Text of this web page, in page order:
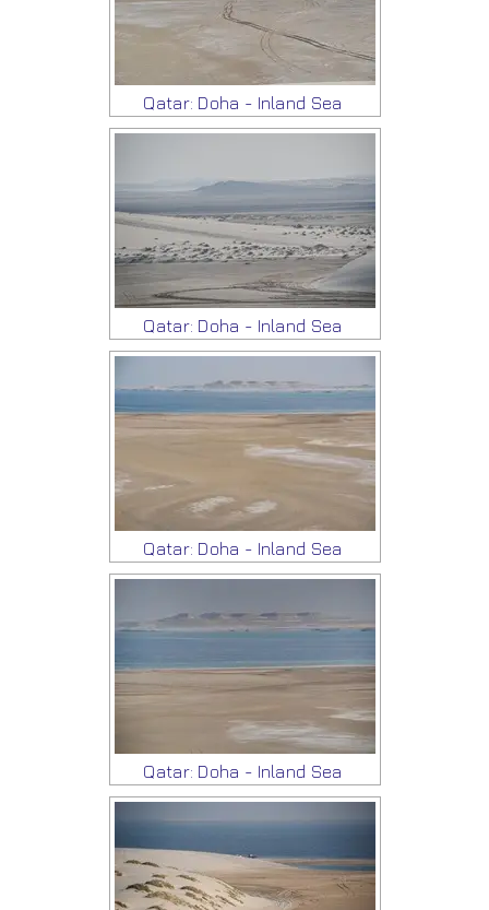
Qatar: Doha - Inland Sea
Qatar: Doha - Inland Sea
Qatar: Doha - Inland Sea
Qatar: Doha - Inland Sea